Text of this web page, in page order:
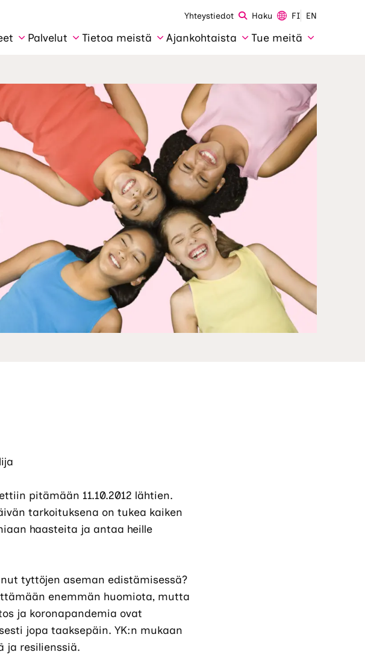
Yhteystiedot Haku FI EN
Palvelut Tietoa meistä Ajankohtaista Tue meitä
pitämään 11.10.2012 lähtien.
tarkoituksena on tukea kaiken
haasteita ja antaa heille
tyttöjen aseman edistämisessä?
enemmän huomiota, mutta
ja koronapandemia ovat
jopa taaksepäin. YK:n mukaan
ja resilienssiä.